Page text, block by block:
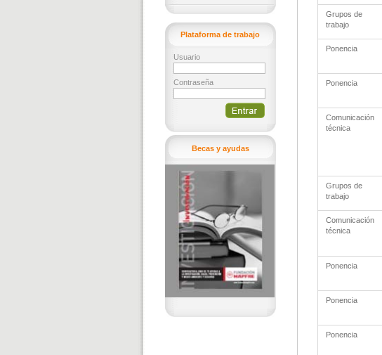
Plataforma de trabajo
Usuario
Contraseña
Becas y ayudas
Grupos de
trabajo
Ponencia
Ponencia
Comunicación
técnica
Grupos de
trabajo
Comunicación
técnica
Ponencia
Ponencia
Ponencia